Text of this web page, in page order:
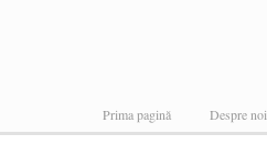
Prima pagină Despre noi